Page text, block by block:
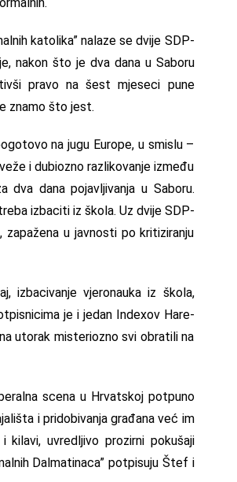
katolika” nalaze se dvije SDP-
nakon što je dva dana u Saboru
pravo na šest mjeseci pune
znamo što jest.
na jugu Europe, u smislu –
i dubiozno razlikovanje između
dana pojavljivanja u Saboru.
izbaciti iz škola. Uz dvije SDP-
u javnosti po kritiziranju
izbacivanje vjeronauka iz škola,
je i jedan Indexov Hare-
utorak misteriozno svi obratili na
scena u Hrvatskoj potpuno
i pridobivanja građana već im
uvredljivo prozirni pokušaji
Dalmatinaca” potpisuju Štef i